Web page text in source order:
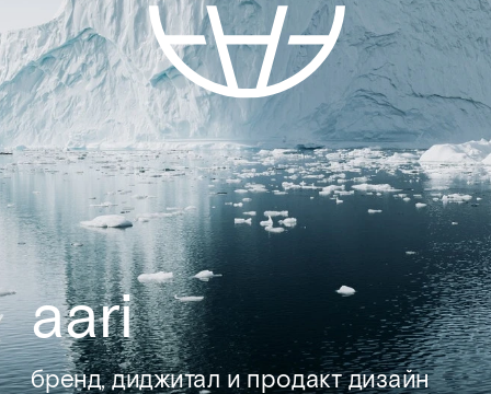
aari
бренд, диджитал и продакт дизайн